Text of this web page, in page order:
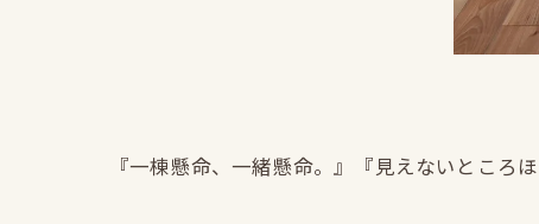
『一棟懸命、一緒懸命。』『見えないところほ